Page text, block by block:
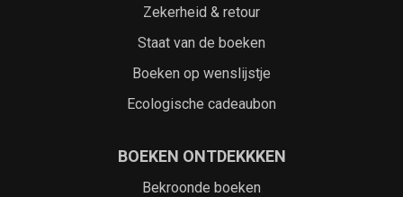
Zekerheid & retour
Staat van de boeken
Boeken op wenslijstje
Ecologische cadeaubon
BOEKEN ONTDEKKKEN
Bekroonde boeken